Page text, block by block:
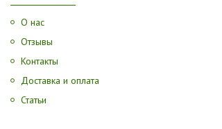
О нас
Отзывы
Контакты
Доставка и оплата
Статьи